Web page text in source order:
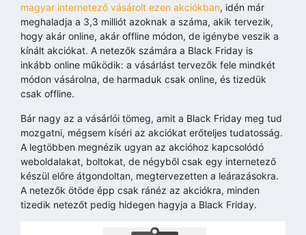
magyar internetező vásárolt ezen akciókban, idén már
meghaladja a 3,3 milliót azoknak a száma, akik tervezik,
hogy akár online, akár offline módon, de igénybe veszik a
kínált akciókat. A netezők számára a Black Friday is
inkább online működik: a vásárlást tervezők fele mindkét
módon vásárolna, de harmaduk csak online, és tizedük
csak offline.
Bár nagy az a vásárlói tömeg, amit a Black Friday meg tud
mozgatni, mégsem kíséri az akciókat erőteljes tudatosság.
A legtöbben megnézik ugyan az akcióhoz kapcsolódó
weboldalakat, boltokat, de négyből csak egy internetező
készül előre átgondoltan, megtervezetten a leárazásokra.
A netezők ötöde épp csak ránéz az akciókra, minden
tizedik netezőt pedig hidegen hagyja a Black Friday.